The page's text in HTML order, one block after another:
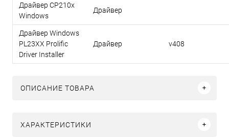
Драйвер CP210x
Windows
Драйвер
Драйвер Windows
PL23XX Prolific
Driver Installer
Драйвер v408
ОПИСАНИЕ ТОВАРА
ХАРАКТЕРИСТИКИ